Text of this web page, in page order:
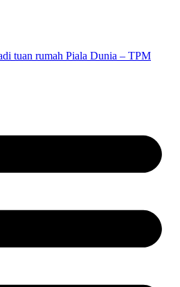
tuan rumah Piala Dunia – TPM